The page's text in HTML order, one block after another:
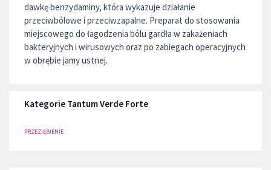
dawkę benzydaminy, która wykazuje działanie
przeciwbólowe i przeciwzapalne. Preparat do stosowania
miejscowego do łagodzenia bólu gardła w zakażeniach
bakteryjnych i wirusowych oraz po zabiegach operacyjnych
w obrębie jamy ustnej.
Kategorie Tantum Verde Forte
PRZEZIĘBIENIE